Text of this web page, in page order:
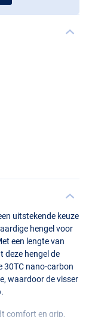
uitstekende keuze
hengel voor
een lengte van
deze hengel de
30TC nano-carbon
waardoor de visser
comfort en grip,